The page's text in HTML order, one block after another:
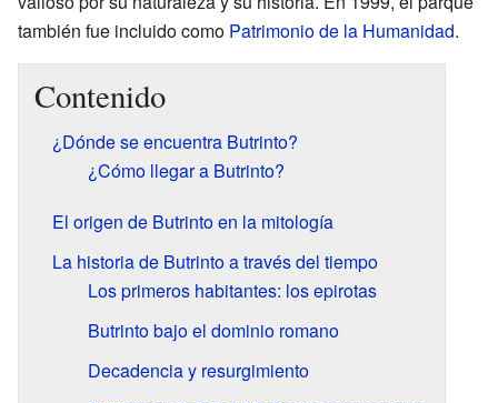
también fue incluido como Patrimonio de la Humanidad.
Contenido
¿Dónde se encuentra Butrinto?
¿Cómo llegar a Butrinto?
El origen de Butrinto en la mitología
La historia de Butrinto a través del tiempo
Los primeros habitantes: los epirotas
Butrinto bajo el dominio romano
Decadencia y resurgimiento